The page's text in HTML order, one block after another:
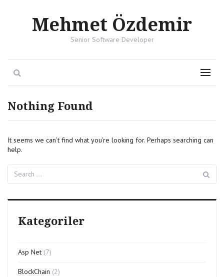
Mehmet Özdemir
Senior Software Developer
Menu
Nothing Found
It seems we can’t find what you’re looking for. Perhaps searching can
help.
for:
Kategoriler
Asp Net (7)
BlockChain (2)